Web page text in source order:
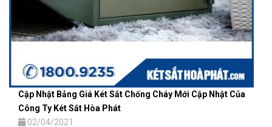
Cập Nhật Bảng Giá Két Sắt Chống Cháy Mới Cập Nhật Của
Công Ty Két Sắt Hòa Phát
02/04/2021